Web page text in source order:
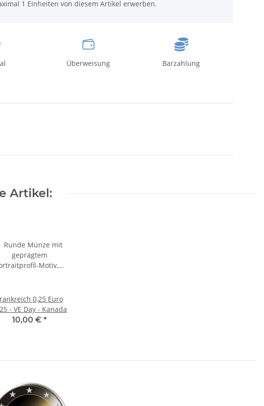
1 Einheiten von diesem Artikel erwerben.
Überweisung Barzahlung
Artikel:
0,25 Euro
- VE Day - Kanada
10,00 € *